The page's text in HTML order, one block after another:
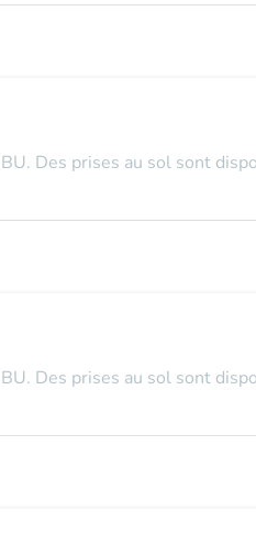
Des prises au sol sont
Des prises au sol sont